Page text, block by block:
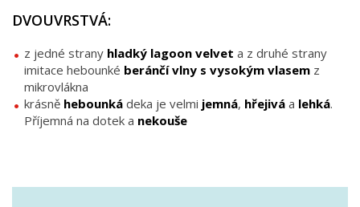
DVOUVRSTVÁ:
z jedné strany hladký lagoon velvet a z druhé strany
imitace hebounké beránčí vlny s vysokým vlasem z
mikrovlákna
krásně hebounká deka je velmi jemná, hřejivá a lehká.
Příjemná na dotek a nekouše